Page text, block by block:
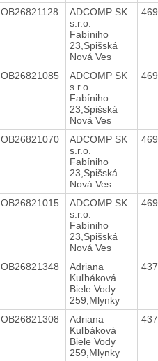
OB26821128
ADCOMP SK
s.r.o.
Fabíniho
23,Spišská
Nová Ves
OB26821085
ADCOMP SK
s.r.o.
Fabíniho
23,Spišská
Nová Ves
OB26821070
ADCOMP SK
s.r.o.
Fabíniho
23,Spišská
Nová Ves
OB26821015
ADCOMP SK
s.r.o.
Fabíniho
23,Spišská
Nová Ves
OB26821348
Adriana
Kuľbáková
Biele Vody
259,Mlynky
OB26821308
Adriana
Kuľbáková
Biele Vody
259,Mlynky